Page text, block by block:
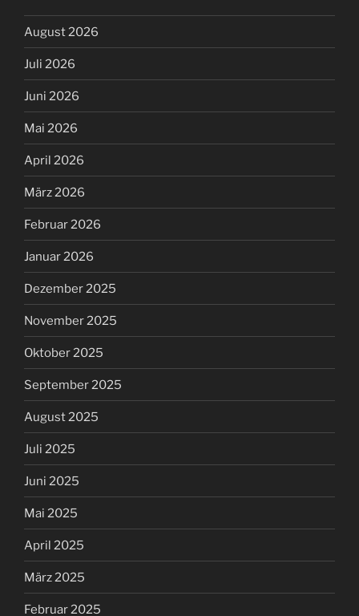
August 2026
Juli 2026
Juni 2026
Mai 2026
April 2026
März 2026
Februar 2026
Januar 2026
Dezember 2025
November 2025
Oktober 2025
September 2025
August 2025
Juli 2025
Juni 2025
Mai 2025
April 2025
März 2025
Februar 2025